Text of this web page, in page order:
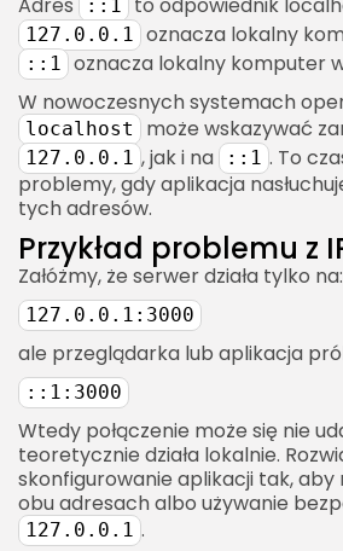
Adres ::1 to odpowiednik
127.0.0.1 oznacza lokalny
::1 oznacza lokalny komputer
W nowoczesnych systemach
localhost może wskazywać
127.0.0.1 , jak i na ::1 . To
problemy, gdy aplikacja
tych adresów.
Przykład problemu z
Załóżmy, że serwer działa tylko na:
127.0.0.1:3000
ale przeglądarka lub aplikacja
::1:3000
Wtedy połączenie może się nie
teoretycznie działa lokalnie.
skonfigurowanie aplikacji tak, aby
obu adresach albo używanie
127.0.0.1 .